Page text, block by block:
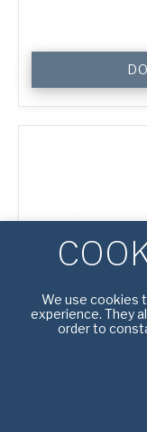
Pizza
Tray
quantity
We use cookies
experience. They
order to